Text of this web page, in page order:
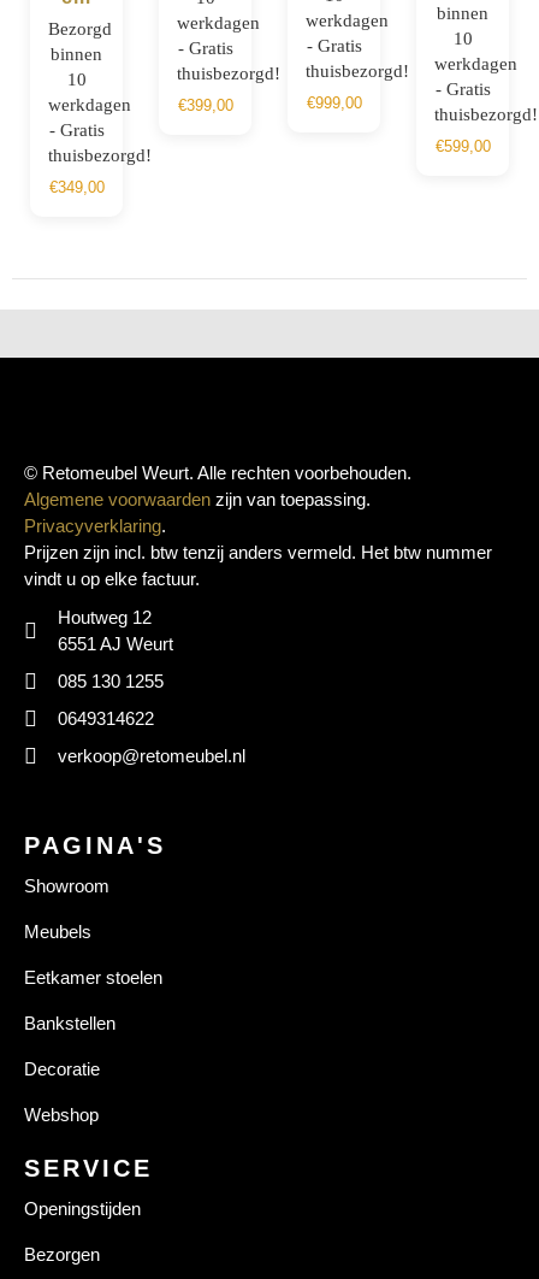
Bezorgd
binnen
10
werkdagen
- Gratis
thuisbezorgd!
€349,00
werkdagen
- Gratis
thuisbezorgd!
€399,00
werkdagen
- Gratis
thuisbezorgd!
€999,00
binnen
10
werkdagen
- Gratis
thuisbezorgd!
€599,00
© Retomeubel Weurt. Alle rechten voorbehouden.
Algemene voorwaarden zijn van toepassing.
Privacyverklaring.
Prijzen zijn incl. btw tenzij anders vermeld. Het btw nummer
vindt u op elke factuur.
Houtweg 12
6551 AJ Weurt
085 130 1255
0649314622
verkoop@retomeubel.nl
PAGINA'S
Showroom
Meubels
Eetkamer stoelen
Bankstellen
Decoratie
Webshop
SERVICE
Openingstijden
Bezorgen